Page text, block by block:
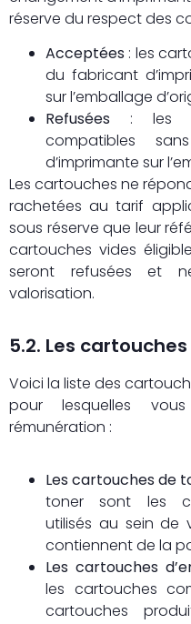
réserve du respect des
Acceptées : les
du fabricant
sur l’emballage
Refusées : les
compatibles
d’imprimante sur
Les cartouches ne
rachetées au tarif
sous réserve que leur
cartouches vides
seront refusées et
valorisation.
5.2. Les
Voici la liste des
pour lesquelles
rémunération :
Les cartouches de
toner sont les
utilisés au sein de
contiennent de la
Les cartouches
les cartouches
cartouches